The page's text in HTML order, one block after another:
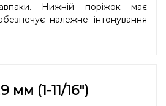
Нижній поріжок має
належне інтонування
мм (1-11/16″)